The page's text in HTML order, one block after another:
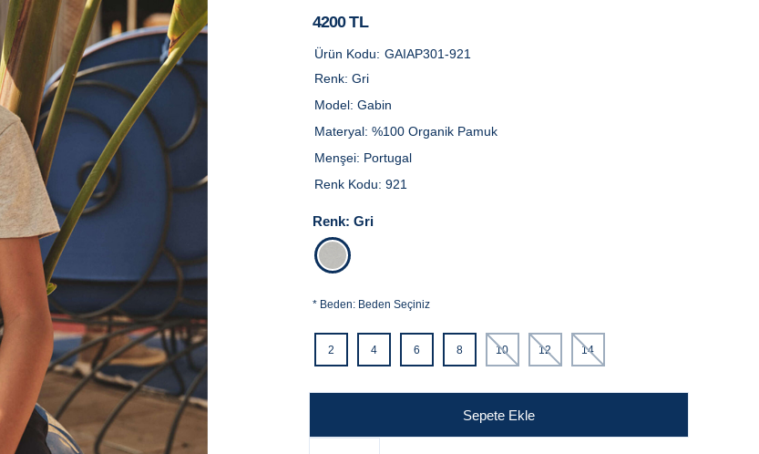
4200 TL
Ürün Kodu: GAIAP301-921
Renk:Gri
Model:Gabin
Materyal:%100 Organik Pamuk
Menşei: Portugal
Renk Kodu:921
Renk: Gri
*Beden: Beden Seçiniz
2 4 6 8 10 12 14
Sepete Ekle